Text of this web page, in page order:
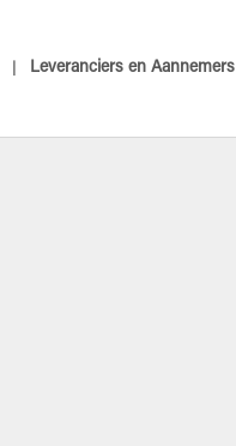
Leveranciers en Aannemers